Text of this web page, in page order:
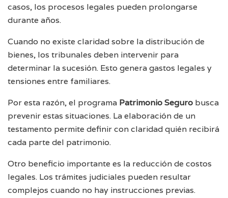
casos, los procesos legales pueden prolongarse
durante años.
Cuando no existe claridad sobre la distribución de
bienes, los tribunales deben intervenir para
determinar la sucesión. Esto genera gastos legales y
tensiones entre familiares.
Por esta razón, el programa Patrimonio Seguro busca
prevenir estas situaciones. La elaboración de un
testamento permite definir con claridad quién recibirá
cada parte del patrimonio.
Otro beneficio importante es la reducción de costos
legales. Los trámites judiciales pueden resultar
complejos cuando no hay instrucciones previas.